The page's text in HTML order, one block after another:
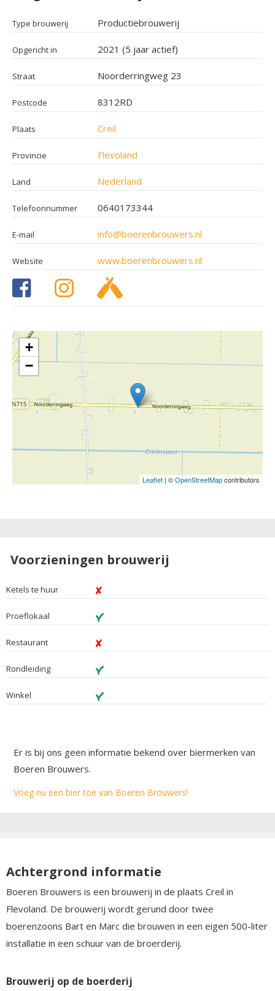
Type brouwerij Productiebrouwerij
Opgericht in 2021 (5 jaar actief)
Straat Noorderringweg 23
Postcode 8312RD
Plaats Creil
Provincie Flevoland
Land Nederland
Telefoonnummer 0640173344
E-mail info@boerenbrouwers.nl
Website www.boerenbrouwers.nl
+
−
Leaflet | ©OpenStreetMapcontributors
Voorzieningen brouwerij
Ketels te huur
Proeflokaal
Restaurant
Rondleiding
Winkel
Er is bij ons geen informatie bekend over biermerken van
Boeren Brouwers.
Voeg nu een bier toe van Boeren Brouwers!
Achtergrond informatie
Boeren Brouwers is een brouwerij in de plaats Creil in
Flevoland. De brouwerij wordt gerund door twee
boerenzoons Bart en Marc die brouwen in een eigen 500-liter
installatie in een schuur van de broerderij.
Brouwerij op de boerderij